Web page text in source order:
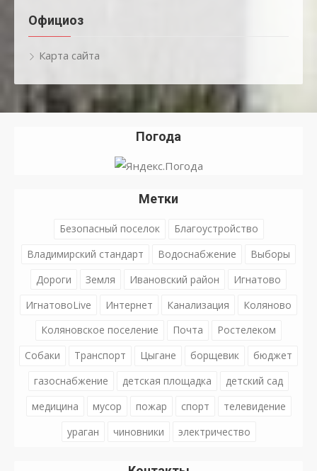
Официоз
Карта сайта
Погода
Метки
Безопасный поселок
Благоустройство
Владимирский стандарт
Водоснабжение
Выборы
Дороги
Земля Ивановский район
Игнатово
ИгнатовоLive
Интернет Канализация
Коляново
Коляновское поселение
Почта
Ростелеком
Собаки
Транспорт Цыгане борщевик
бюджет
газоснабжение
детская площадка
детский сад
медицина
мусор пожар спорт
телевидение
ураган
чиновники электричество